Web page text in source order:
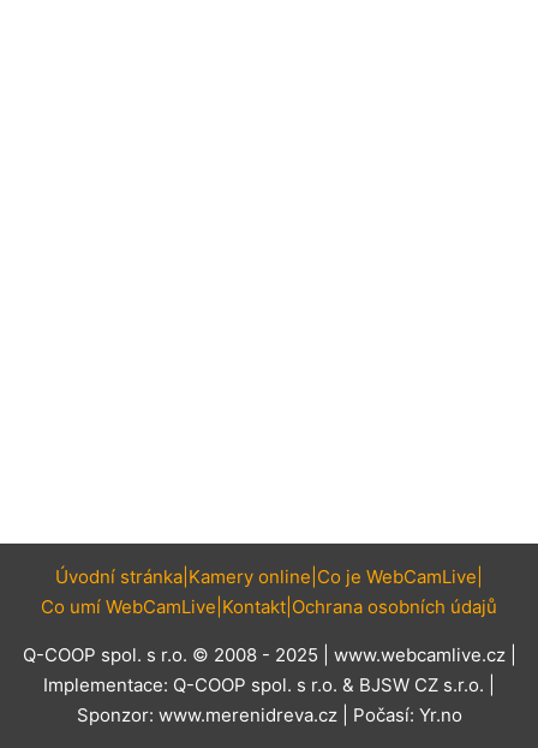
Úvodní stránka Kamery online Co je WebCamLive
Co umí WebCamLive Kontakt Ochrana osobních údajů
Q-COOP spol. s r.o. © 2008 - 2025 | www.webcamlive.cz|
Implementace: Q-COOP spol. s r.o. & BJSW CZ s.r.o.
Sponzor: www.merenidreva.cz| Počasí: Yr.no